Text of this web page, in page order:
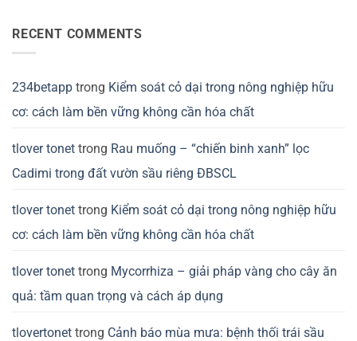
RECENT COMMENTS
234betapp trong Kiểm soát cỏ dại trong nông nghiệp hữu
cơ: cách làm bền vững không cần hóa chất
tlover tonet trong Rau muống – “chiến binh xanh” lọc
Cadimi trong đất vườn sầu riêng ĐBSCL
tlover tonet trong Kiểm soát cỏ dại trong nông nghiệp hữu
cơ: cách làm bền vững không cần hóa chất
tlover tonet trong Mycorrhiza – giải pháp vàng cho cây ăn
quả: tầm quan trọng và cách áp dụng
tlovertonet trong Cảnh báo mùa mưa: bệnh thối trái sầu